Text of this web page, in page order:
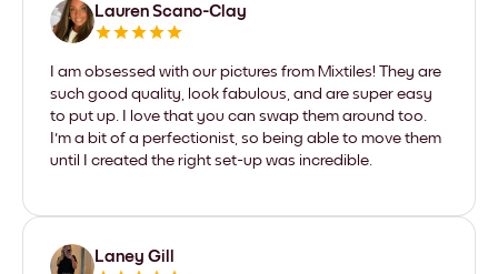
Lauren Scano-Clay
I am obsessed with our pictures from Mixtiles! They are
such good quality, look fabulous, and are super easy
to put up. I love that you can swap them around too.
I'm a bit of a perfectionist, so being able to move them
until I created the right set-up was incredible.
Laney Gill